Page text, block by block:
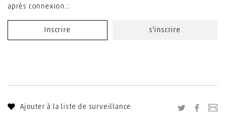
après connexion.:
Inscrire s'inscrire
Ajouter à la liste de surveillance Twitter